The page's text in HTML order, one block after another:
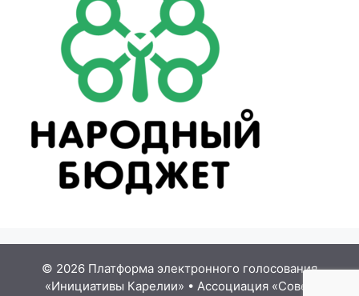
© 2026 Платформа электронного голосования
«Инициативы Карелии» • Ассоциация «Совет